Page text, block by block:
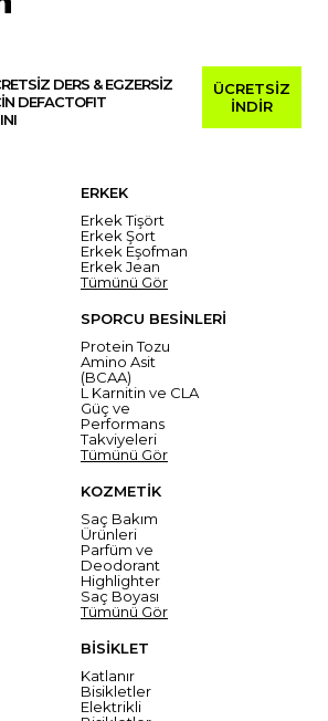
DERS & EGZERSİZ
DEFACTOFIT
ÜCRETSİZ
İNDİR
ERKEK
Erkek Tişört
Erkek Şort
Erkek Eşofman
Erkek Jean
Tümünü Gör
SPORCU BESİNLERİ
Protein Tozu
Amino Asit
(BCAA)
L Karnitin ve CLA
Güç ve
Performans
Takviyeleri
Tümünü Gör
KOZMETİK
Saç Bakım
Ürünleri
Parfüm ve
Deodorant
Highlighter
Saç Boyası
Tümünü Gör
BİSİKLET
Katlanır
Bisikletler
Elektrikli